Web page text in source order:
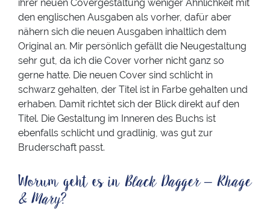
ihrer neuen Covergestaltung weniger Ähnlichkeit mit
den englischen Ausgaben als vorher, dafür aber
nähern sich die neuen Ausgaben inhaltlich dem
Original an. Mir persönlich gefällt die Neugestaltung
sehr gut, da ich die Cover vorher nicht ganz so
gerne hatte. Die neuen Cover sind schlicht in
schwarz gehalten, der Titel ist in Farbe gehalten und
erhaben. Damit richtet sich der Blick direkt auf den
Titel. Die Gestaltung im Inneren des Buchs ist
ebenfalls schlicht und gradlinig, was gut zur
Bruderschaft passt.
Worum geht es in Black Dagger – Rhage
& Mary?